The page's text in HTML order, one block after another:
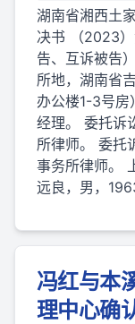
湖南省湘西土
决书 （2023
告、互诉被告
所地，湖南省
办公楼1-3号房
经理。 委托诉
所律师。 委托
事务所律师。
远良，男，
冯红与本
理中心确